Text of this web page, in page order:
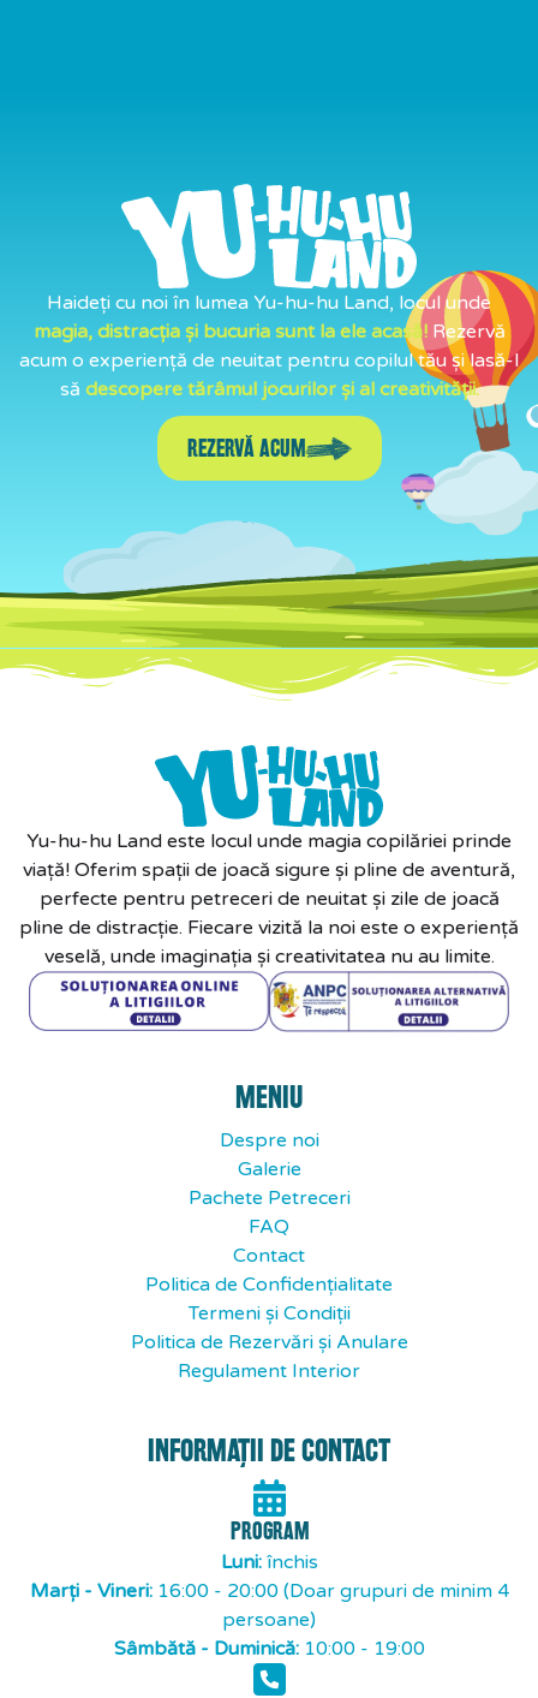
Haideți cu noi în lumea Yu-hu-hu Land, locul unde
magia, distracția și bucuria sunt la ele acasă!Rezervă
acum o experiență de neuitat pentru copilul tău și lasă-l
să descopere tărâmul jocurilor și al creativității.
REZERVĂ ACUM
Yu-hu-hu Land este locul unde magia copilăriei prinde
viață! Oferim spații de joacă sigure și pline de aventură,
perfecte pentru petreceri de neuitat și zile de joacă
pline de distracție. Fiecare vizită la noi este o experiență
veselă, unde imaginația și creativitatea nu au limite.
MENIU
Despre noi
Galerie
Pachete Petreceri
FAQ
Contact
Politica de Confidențialitate
Termeni și Condiții
Politica de Rezervări și Anulare
Regulament Interior
INFORMAȚII DE CONTACT
PROGRAM
Luni:închis
Marți - Vineri:16:00 - 20:00 (Doar grupuri de minim 4
persoane)
Sâmbătă - Duminică:10:00 - 19:00